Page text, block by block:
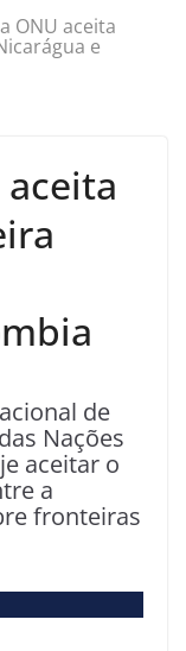
ONU aceita
e
de
Nações
aceitar o
a
fronteiras